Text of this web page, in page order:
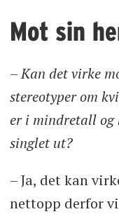
Mot sin
–Kan det virke
stereotyper om
er i mindretall og
singlet ut?
– Ja, det kan
nettopp derfor